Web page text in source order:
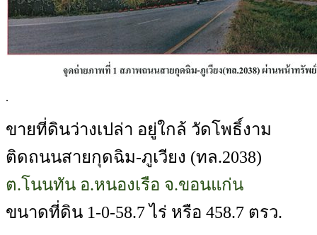
.
ขายที่ดินว่างเปล่า อยู่ใกล้ วัดโพธิ์งาม
ติดถนนสายกุดฉิม-ภูเวียง (ทล.2038)
ต.โนนทัน อ.หนองเรือ จ.ขอนแก่น
ขนาดที่ดิน 1-0-58.7 ไร่ หรือ 458.7 ตรว.